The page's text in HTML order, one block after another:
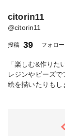
citorin11
@citorin11
投稿 39 フォロー
「楽しむ&作りた
レジンやビーズで
絵を描いたりもし